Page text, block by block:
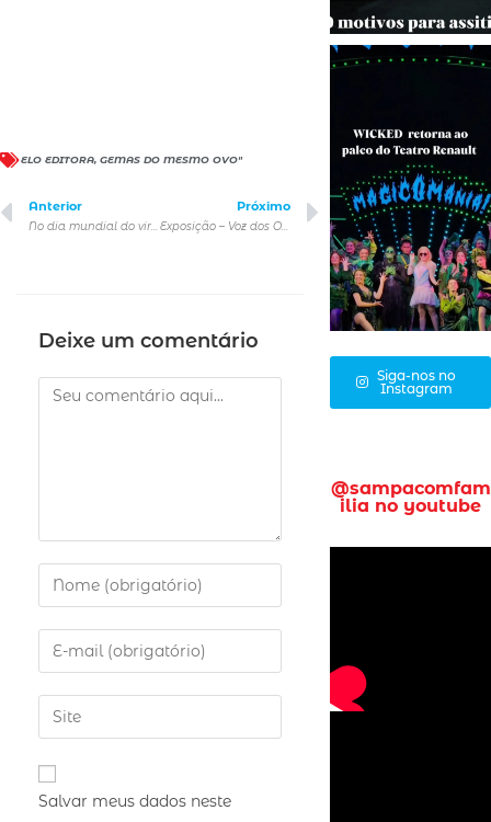
ELO EDITORA, GEMAS DO MESMO OVO"
Anterior Próximo
Exposição – Voz dos Oceanos
Deixe um comentário
Salvar meus dados neste
Siga-nos no
Instagram
@sampacomfam
ilia no youtube